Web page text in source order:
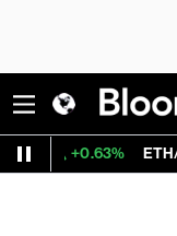
ETH/USD 1,913.865